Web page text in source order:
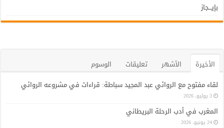
بإيـــجاز
الأخيرة الأشهر تعليقات
الوسوم
لقاء مفتوح مع الروائي عبد المجيد سباطة: قراءات في مشروعه الروائي
3 يوليو، 2026
المغرب في أدب الرحلة البريطاني
24 يونيو، 2026